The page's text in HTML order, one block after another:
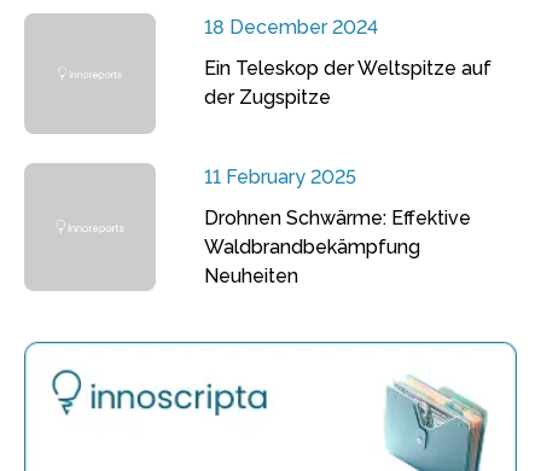
18 December 2024
Ein Teleskop der Weltspitze auf
der Zugspitze
11 February 2025
Drohnen Schwärme: Effektive
Waldbrandbekämpfung
Neuheiten